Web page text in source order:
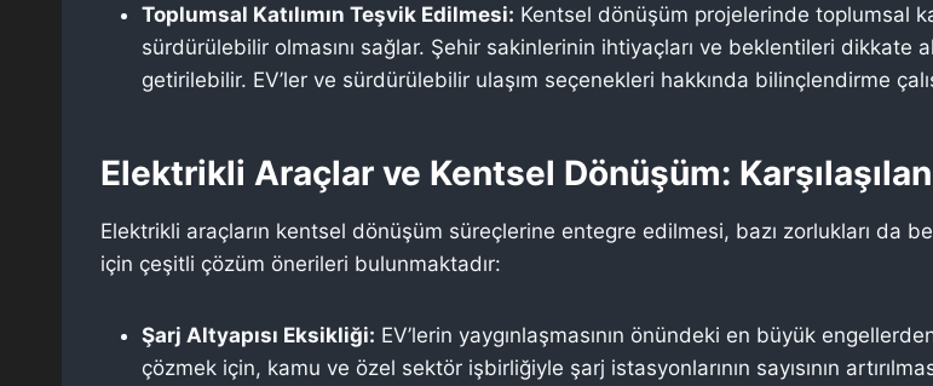
Toplumsal Katılımın Teşvik Edilmesi: Kentsel dönüşüm projelerinde toplumsal
sürdürülebilir olmasını sağlar. Şehir sakinlerinin ihtiyaçları ve beklentileri dikkate
getirilebilir. EV’ler ve sürdürülebilir ulaşım seçenekleri hakkında bilinçlendirme
Elektrikli Araçlar ve Kentsel Dönüşüm:
Elektrikli araçların kentsel dönüşüm süreçlerine entegre edilmesi, bazı zorlukları da
için çeşitli çözüm önerileri bulunmaktadır:
Şarj Altyapısı Eksikliği: EV’lerin yaygınlaşmasının önündeki en büyük
çözmek için, kamu ve özel sektör işbirliğiyle şarj istasyonlarının sayısının